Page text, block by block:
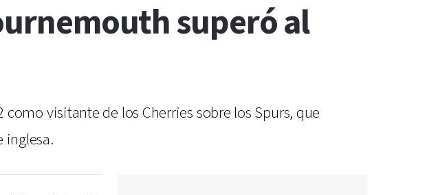
superó al
visitante de los Cherries sobre los Spurs, que
inglesa.